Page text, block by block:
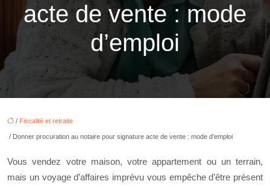
acte de vente : mode
d’emploi
/ Fiscalité et retraite
/ Donner procuration au notaire pour signature acte de vente : mode d’emploi
Vous vendez votre maison, votre appartement ou un terrain,
mais un voyage d’affaires imprévu vous empêche d’être présent